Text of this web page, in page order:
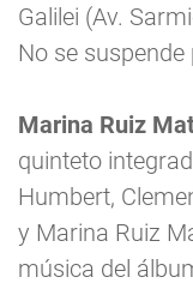
Galilei (Av.
No se suspende
Marina Ruiz
quinteto
Humbert,
y Marina Ruiz
música del